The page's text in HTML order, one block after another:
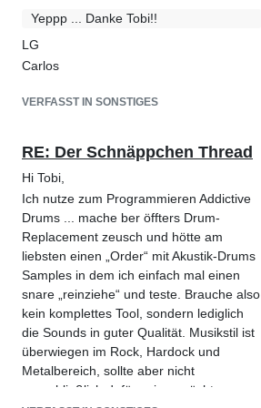
Tnx Tobi: sehr gute Punkte und auch ich
spannen ;-) ... Mr Churchill ist eine big
Rauschen drin sitzt - RX6 sei dank stark
entschärft ... ich bastel mal weiter ;-) ...
TNX again! LG
Yeppp ... Danke Tobi!!
LG
Carlos
VERFASST IN SONSTIGES
RE: Der Schnäppchen Thread
Hi Tobi,
Ich nutze zum Programmieren Addictive
Drums ... mache ber öffters Drum-
Replacement zeusch und hötte am
liebsten einen „Order“ mit Akustik-Drums
Samples in dem ich einfach mal einen
snare „reinziehe“ und teste. Brauche also
kein komplettes Tool, sondern lediglich
die Sounds in guter Qualität. Musikstil ist
überwiegen im Rock, Hardock und
Metalbereich, sollte aber nicht
ausschließlich dafür sein... möchte